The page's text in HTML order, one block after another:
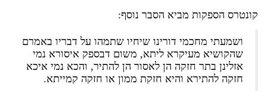
קונטרס הספקות מביא הסבר נוסף:
ושמעתי מחכמי דורינו שיחיו שתמהו על דבריו באמרם
שהקושיא מעיקרא ליתא, משום דבספק איסורא נמי
אזלינן בתר חזקה הן לאסור הן להתיר, והכא נמי איכא
חזקה להתירא והיא חזקת ממון או חזקה קמייתא.